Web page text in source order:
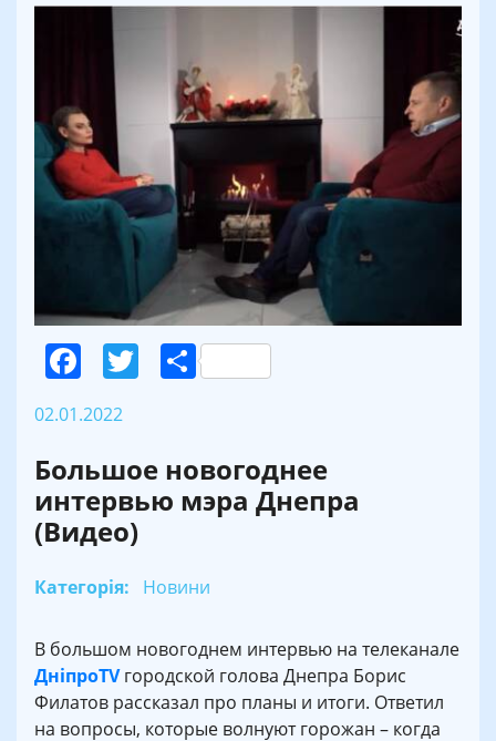
Facebook
Twitter
Поділитися
02.01.2022
Большое новогоднее
интервью мэра Днепра
(Видео)
Категорія: Новини
В большом новогоднем интервью на телеканале
ДніпроTVгородской голова Днепра Борис
Филатов рассказал про планы и итоги. Ответил
на вопросы, которые волнуют горожан – когда